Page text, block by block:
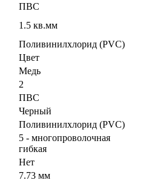
ПВС
1.5 кв.мм
Поливинилхлорид (PVC)
Цвет
Медь
2
ПВС
Черный
Поливинилхлорид (PVC)
5 - многопроволочная
гибкая
Нет
7.73 мм